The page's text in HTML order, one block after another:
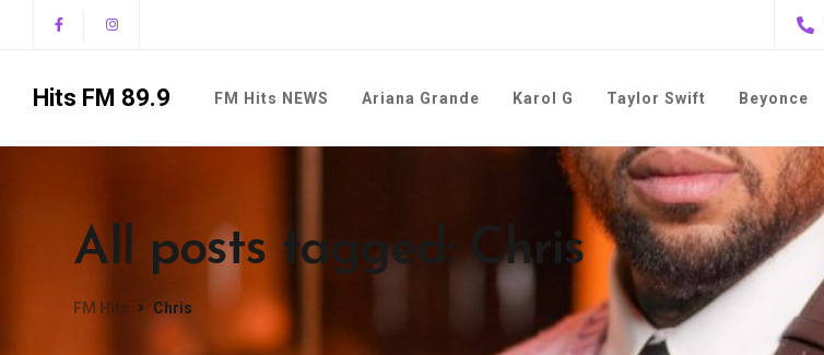
Hits FM 89.9 FM Hits NEWS Ariana Grande Karol G Taylor Swift Beyonce
All posts tagged: Chris
FM Hits Chris